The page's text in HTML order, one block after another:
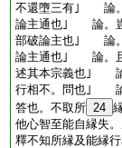
不還墮三有｣ 論。
論主通也｣ 論。豈
部破論主也｣ 論。
論主通也｣ 論。且
述其本宗義也｣ 論
行相不。問也｣ 論
答也。不取所 24
他心智至能自縁失
釋不知所縁及能縁